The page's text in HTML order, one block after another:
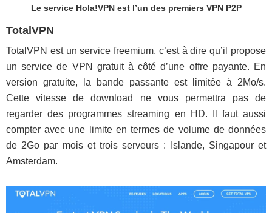
Le service Hola!VPN est l’un des premiers VPN P2P
TotalVPN
TotalVPN est un service freemium, c’est à dire qu’il propose
un service de VPN gratuit à côté d’une offre payante. En
version gratuite, la bande passante est limitée à 2Mo/s.
Cette vitesse de download ne vous permettra pas de
regarder des programmes streaming en HD. Il faut aussi
compter avec une limite en termes de volume de données
de 2Go par mois et trois serveurs : Islande, Singapour et
Amsterdam.